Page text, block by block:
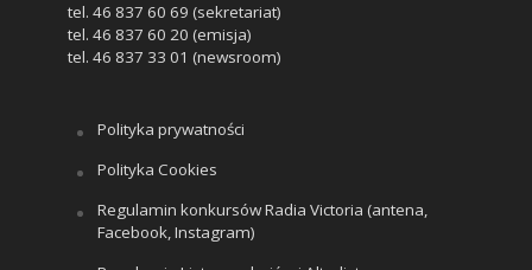
tel. 46 837 60 69 (sekretariat)
tel. 46 837 60 20 (emisja)
tel. 46 837 33 01 (newsroom)
Polityka prywatności
Polityka Cookies
Regulamin konkursów Radia Victoria (antena,
Facebook, Instagram)